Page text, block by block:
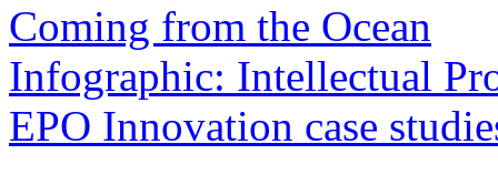
Coming from the Ocean
Infographic: Intellectual
EPO Innovation case